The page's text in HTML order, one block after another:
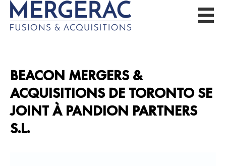
BEACON MERGERS &
ACQUISITIONS DE TORONTO SE
JOINT À PANDION PARTNERS
S.L.